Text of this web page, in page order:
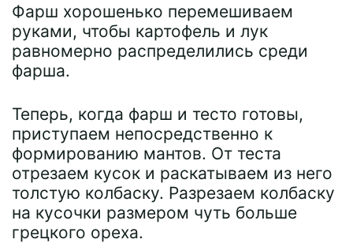
Фарш хорошенько перемешиваем
руками, чтобы картофель и лук
равномерно распределились среди
фарша.
Теперь, когда фарш и тесто готовы,
приступаем непосредственно к
формированию мантов. От теста
отрезаем кусок и раскатываем из него
толстую колбаску. Разрезаем колбаску
на кусочки размером чуть больше
грецкого ореха.